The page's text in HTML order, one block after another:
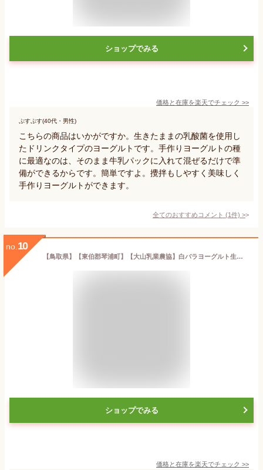
ショップでみる
価格と在庫を楽天でチェック >>
ぷすぷす(40代・男性)
こちらの商品はいかがですか。生きたままの乳酸菌を使用し
たドリンクタイプのヨーグルトです。手作りヨーグルトの種
に最適なのは、そのまま牛乳パックに入れて混ぜるだけで準
備ができるからです。簡単ですよ。攪拌もしやすく美味しく
手作りヨーグルトができます。
全てのおすすめコメント (1件) >
no. 10
【鳥取県】【東伯郡琴浦町】【大山乳業農協】白バラヨーグルト生乳100
ショップでみる
価格と在庫を楽天でチェック >>